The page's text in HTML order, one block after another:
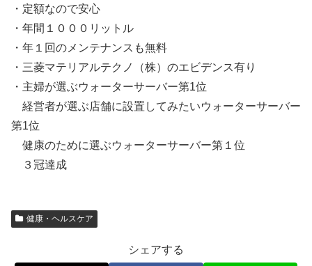
・定額なので安心
・年間１０００リットル
・年１回のメンテナンスも無料
・三菱マテリアルテクノ（株）のエビデンス有り
・主婦が選ぶウォーターサーバー第1位
経営者が選ぶ店舗に設置してみたいウォーターサーバー
第1位
健康のために選ぶウォーターサーバー第１位
３冠達成
健康・ヘルスケア
シェアする